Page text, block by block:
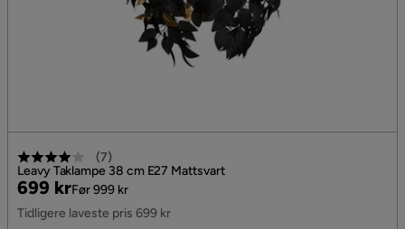
(7)
Leavy Taklampe 38 cm E27 Mattsvart
Pris
699 kr
Original
Pris
Før 999 kr
Tidligere laveste pris 699 kr